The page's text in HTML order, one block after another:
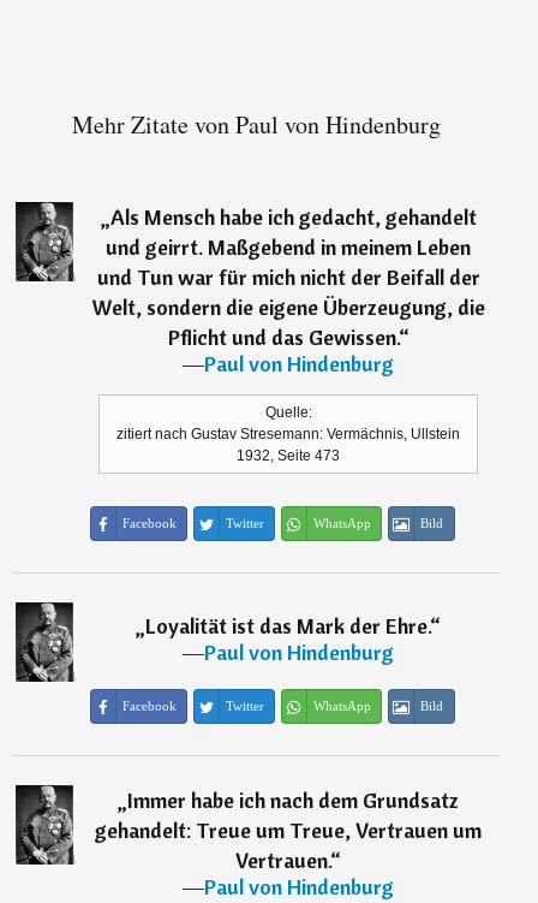
Mehr Zitate von Paul von Hindenburg
„Als Mensch habe ich gedacht, gehandelt
und geirrt. Maßgebend in meinem Leben
und Tun war für mich nicht der Beifall der
Welt, sondern die eigene Überzeugung, die
Pflicht und das Gewissen.“
―Paul von Hindenburg
Quelle:
zitiert nach Gustav Stresemann: Vermächnis, Ullstein
1932, Seite 473
Facebook Twitter WhatsApp Bild
„Loyalität ist das Mark der Ehre.“
―Paul von Hindenburg
Facebook Twitter WhatsApp Bild
„Immer habe ich nach dem Grundsatz
gehandelt: Treue um Treue, Vertrauen um
Vertrauen.“
―Paul von Hindenburg